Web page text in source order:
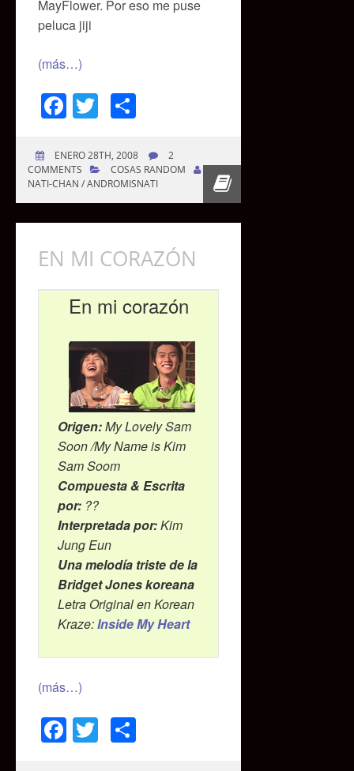
MayFlower. Por eso me puse
peluca jiji
(más…)
Facebook
Twitter
ENERO 28TH, 2008
2
COMMENTS
COSAS RANDOM
NATI-CHAN / ANDROMISNATI
EN MI CORAZÓN
En mi corazón
Origen:My Lovely Sam
Soon /My Name is Kim
Sam Soom
Compuesta & Escrita
por: ??
Interpretada por:Kim
Jung Eun
Una melodía triste de la
Bridget Jones koreana
Letra Original en Korean
Kraze:Inside My Heart
(más…)
Facebook
Twitter